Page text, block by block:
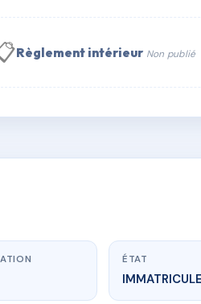
Règlement intérieur Non publié
🇫🇷
ÉTAT